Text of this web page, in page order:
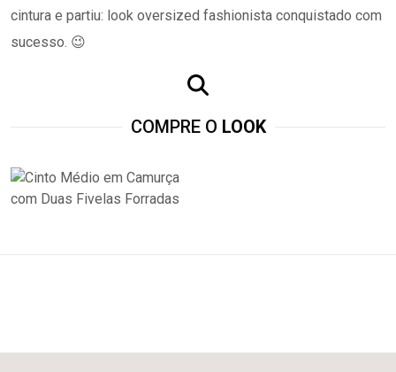
cintura e partiu: look oversized fashionista conquistado com
sucesso. 😉
COMPRE O LOOK